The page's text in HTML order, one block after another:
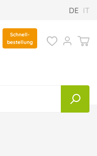
DE IT
Schnell-
bestellung